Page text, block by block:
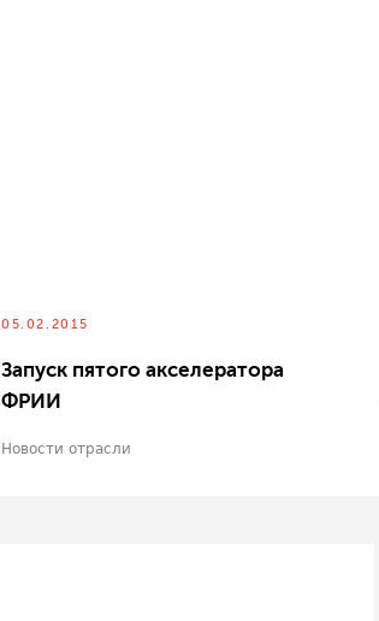
05.02.2015
Запуск пятого акселератора
ФРИИ
Новости отрасли